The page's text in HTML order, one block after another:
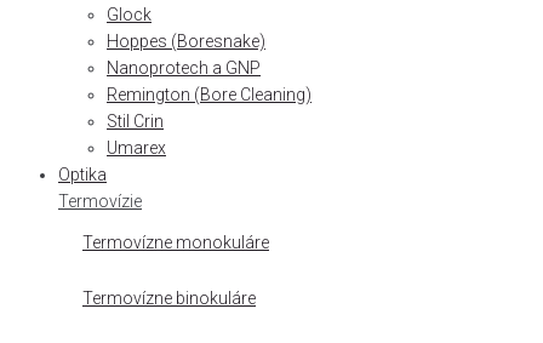
Glock
Hoppes (Boresnake)
Nanoprotech a GNP
Remington (Bore Cleaning)
Stil Crin
Umarex
Optika
Termovízie
Termovízne monokuláre
Termovízne binokuláre